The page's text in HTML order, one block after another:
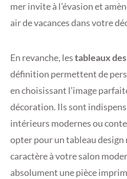
mer invite à l’évasion et
air de vacances dans votre
En revanche, lestableaux
définition permettent de
en choisissant l’image
décoration. Ils sont
intérieurs modernes ou
opter pour un tableau design
caractère à votre salon
absolument une pièce